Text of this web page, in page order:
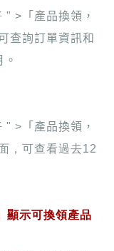
" > 「 產品換領，
查詢訂單資訊和
。
" > 「 產品換領，
，可查看過去12
顯示可換領產品